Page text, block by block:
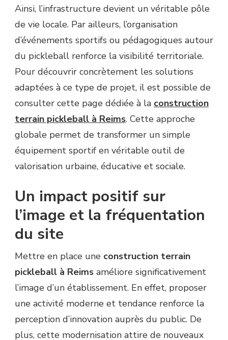
Ainsi, l’infrastructure devient un véritable pôle
de vie locale. Par ailleurs, l’organisation
d’événements sportifs ou pédagogiques autour
du pickleball renforce la visibilité territoriale.
Pour découvrir concrètement les solutions
adaptées à ce type de projet, il est possible de
consulter cette page dédiée à la construction
terrain pickleball à Reims. Cette approche
globale permet de transformer un simple
équipement sportif en véritable outil de
valorisation urbaine, éducative et sociale.
Un impact positif sur
l’image et la fréquentation
du site
Mettre en place une construction terrain
pickleball à Reims améliore significativement
l’image d’un établissement. En effet, proposer
une activité moderne et tendance renforce la
perception d’innovation auprès du public. De
plus, cette modernisation attire de nouveaux